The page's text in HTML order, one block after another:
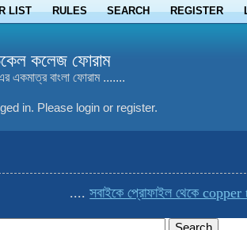
LIST RULES SEARCH REGISTER
কলেজ ফোরাম
একমাত্র বাংলা ফোরাম .......
in. Please login or register.
....সবাইকে প্রোফাইল থেকে copper